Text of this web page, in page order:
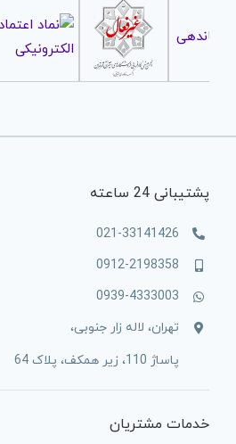
پشتیبانی 24 ساعته
021-33141426
0912-2198358
0939-4333003
تهران، لاله زار جنوبی،
پاساژ 110، زیر همکف، پلاک 64
خدمات مشتریان